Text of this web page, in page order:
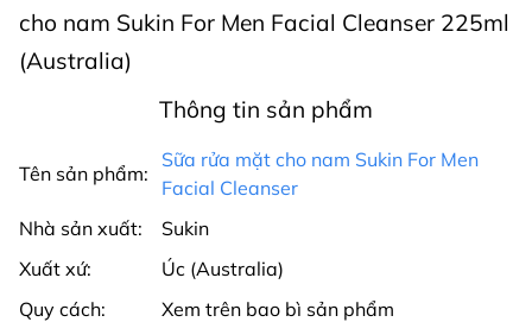
cho nam Sukin For Men Facial Cleanser 225ml
(Australia)
Thông tin sản phẩm
Tên sản phẩm:
Sữa rửa mặt cho nam Sukin For Men
Facial Cleanser
Nhà sản xuất:
Sukin
Xuất xứ:
Úc (Australia)
Quy cách:
Xem trên bao bì sản phẩm